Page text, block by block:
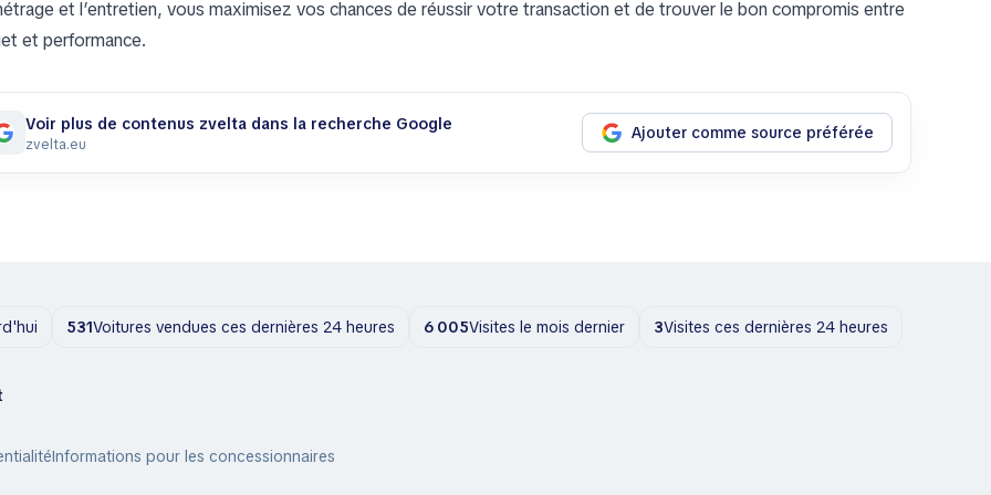
et l’entretien, vous maximisez vos chances de réussir votre transaction et de trouver le bon compromis entre
et performance.
Voir plus de contenus zvelta dans la recherche Google
zvelta.eu
Ajouter comme source préférée
531Voitures vendues ces dernières 24 heures 6 005Visites le mois dernier 3Visites ces dernières 24 heures
Informations pour les concessionnaires